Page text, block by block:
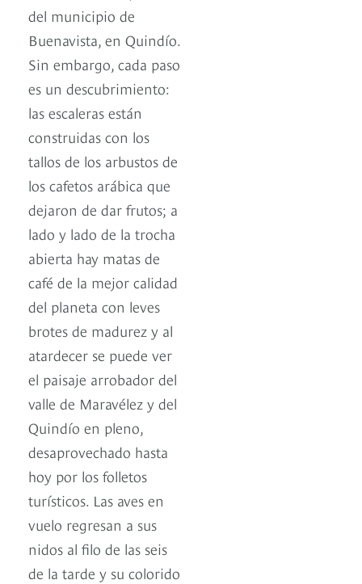
del municipio de
Buenavista, en Quindío.
Sin embargo, cada paso
es un descubrimiento:
las escaleras están
construidas con los
tallos de los arbustos de
los cafetos arábica que
dejaron de dar frutos; a
lado y lado de la trocha
abierta hay matas de
café de la mejor calidad
del planeta con leves
brotes de madurez y al
atardecer se puede ver
el paisaje arrobador del
valle de Maravélez y del
Quindío en pleno,
desaprovechado hasta
hoy por los folletos
turísticos. Las aves en
vuelo regresan a sus
nidos al filo de las seis
de la tarde y su colorido